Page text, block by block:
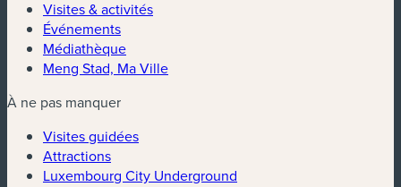
Visites & activités
Événements
Médiathèque
Meng Stad, Ma Ville
À ne pas manquer
Visites guidées
Attractions
Luxembourg City Underground